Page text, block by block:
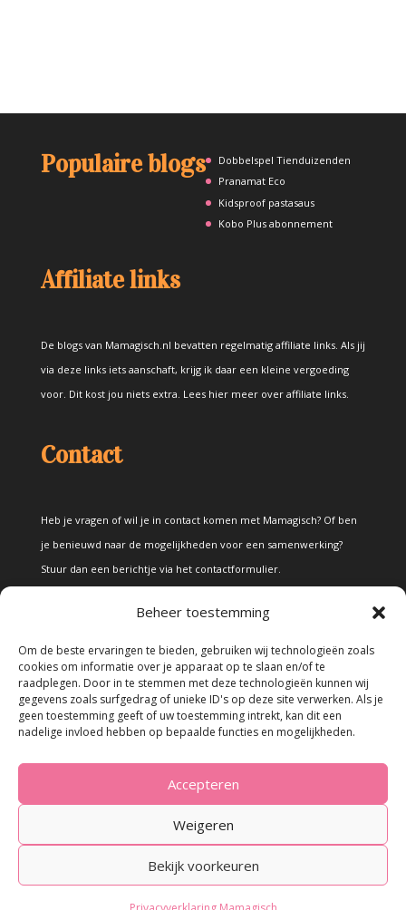
Beheer toestemming
Om de beste ervaringen te bieden, gebruiken wij technologieën zoals
cookies om informatie over je apparaat op te slaan en/of te
raadplegen. Door in te stemmen met deze technologieën kunnen wij
gegevens zoals surfgedrag of unieke ID's op deze site verwerken. Als je
geen toestemming geeft of uw toestemming intrekt, kan dit een
nadelige invloed hebben op bepaalde functies en mogelijkheden.
Accepteren
Weigeren
Bekijk voorkeuren
Populaire blogs
Dobbelspel Tienduizenden
Pranamat Eco
Kidsproof pastasaus
Kobo Plus abonnement
Affiliate links
De blogs van Mamagisch.nl bevatten regelmatig affiliate links. Als jij
via deze links iets aanschaft, krijg ik daar een kleine vergoeding
voor. Dit kost jou niets extra. Lees hier meer over affiliate links.
Contact
Heb je vragen of wil je in contact komen met Mamagisch? Of ben
je benieuwd naar de mogelijkheden voor een samenwerking?
Stuur dan een berichtje via het contactformulier.
Alle teksten en foto's op deze site zijn eigendom van Mamagisch.
Teksten en foto's van Mamagisch mogen onder geen beding
uitdrukkelijk worden vermeld.
© 2023 - Mamagisch.nl